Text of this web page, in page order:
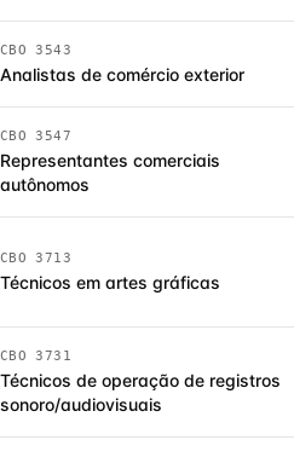
CBO 3543
Analistas de comércio exterior
CBO 3547
Representantes comerciais
autônomos
CBO 3713
Técnicos em artes gráficas
CBO 3731
Técnicos de operação de registros
sonoro/audiovisuais